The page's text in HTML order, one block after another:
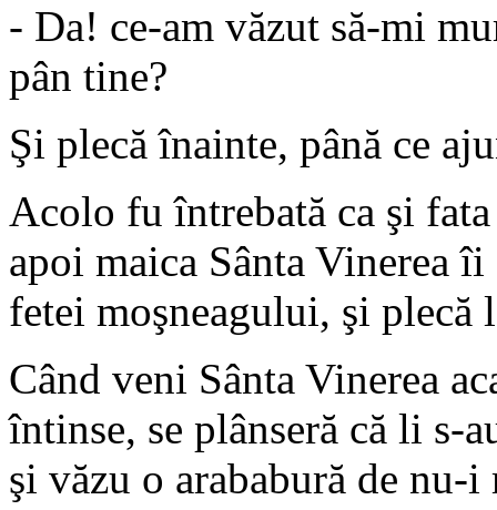
- Da! ce-am văzut să-mi
pân tine?
Şi plecă înainte, până ce
Acolo fu întrebată ca şi
apoi maica Sânta Vinerea îi
fetei moşneagului, şi plecă
Când veni Sânta Vinerea
întinse, se plânseră că li s-
şi văzu o arababură de nu-